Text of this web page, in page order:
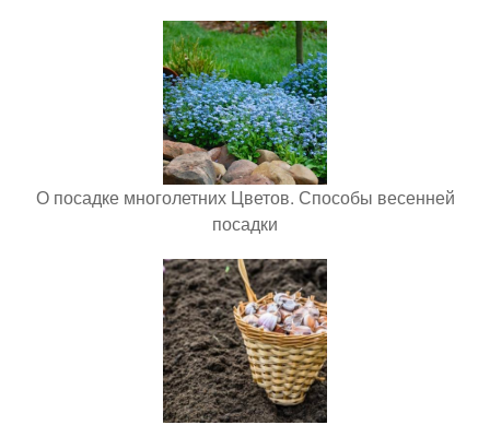
О посадке многолетних Цветов. Способы весенней
посадки